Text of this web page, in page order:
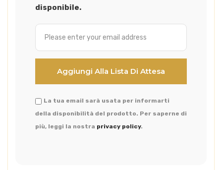
disponibile.
La tua email sarà usata per informarti
della disponibilità del prodotto. Per saperne di
più, leggi la nostra privacy policy.